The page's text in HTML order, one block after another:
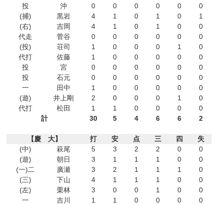
投 沖 0 0 0 0 0
0
(捕)
黒岩 4 1 0 1 0
1
(右)
吉岡 4 1 0 1 0
0
代走
菅谷 0 0 0 0 0
0
(投)
荘司 1 0 0 0 1
0
代打
佐藤 1 0 0 0 0
0
投
宮 0 0 0 0 0
0
投
石元 0 0 0 0 0
0
一
田中 1 0 0 0 0
0
(遊)
井上剛 2 0 0 0 1
0
代打
松田 1 1 0 0 0
0
計
30 5 4 6 6 2
【慶 大】 打 安 点 三 四
失
(中)
萩尾 5 3 2 2 0
0
(遊)
朝日 3 1 1 1 0
0
(一)二
廣瀬 3 2 1 1 1
0
(三)
下山 4 1 1 1 0
0
(左)
栗林 3 0 0 1 0
0
一
吉川 1 1 0 0 0
0